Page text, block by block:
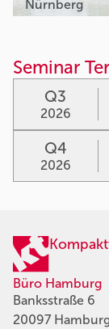
Nürnberg
Seminar
Q3
2026
Q4
2026
Büro Hamburg
Banksstraße 6
20097